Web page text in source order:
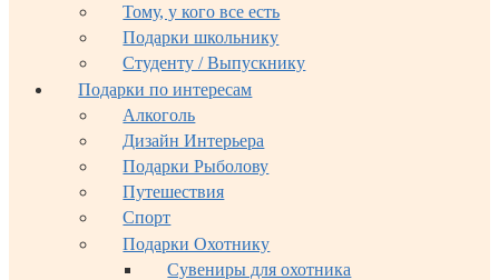
Тому, у кого все есть
Подарки школьнику
Студенту / Выпускнику
Подарки по интересам
Алкоголь
Дизайн Интерьера
Подарки Рыболову
Путешествия
Спорт
Подарки Охотнику
Сувениры для охотника